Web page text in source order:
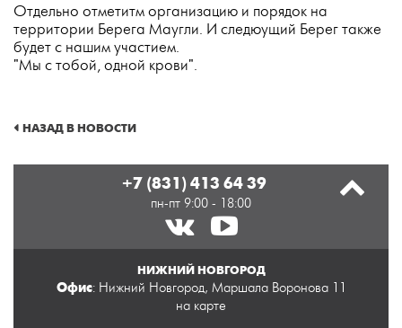
Отдельно отметитм организацию и порядок на
территории Берега Маугли. И следюущий Берег также
будет с нашим участием.
"Мы с тобой, одной крови".
НАЗАД В НОВОСТИ
+7 (831) 413 64 39
пн-пт 9:00 - 18:00
НИЖНИЙ НОВГОРОД
Офис: Нижний Новгород, Маршала Воронова 11
на карте